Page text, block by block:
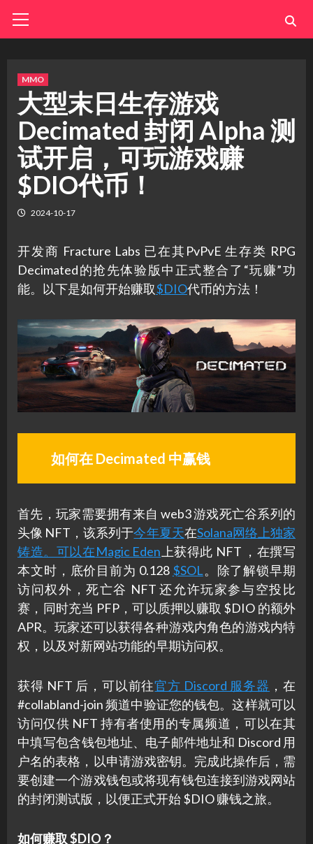
Menu
MMO
大型末日生存游戏
Decimated 封闭 Alpha 测
试开启，可玩游戏赚
$DIO代币！
2024-10-17
开发商 Fracture Labs 已在其PvPvE 生存类 RPG
Decimated的抢先体验版中正式整合了“玩赚”功
能。以下是如何开始赚取$DIO代币的方法！
如何在 Decimated 中赢钱
首先，玩家需要拥有来自 web3 游戏死亡谷系列的
头像 NFT，该系列于今年夏天在Solana网络上独家
铸造。可以在Magic Eden 上获得此 NFT ，在撰写
本文时，底价目前为 0.128 $SOL。除了解锁早期
访问权外，死亡谷 NFT 还允许玩家参与空投比
赛，同时充当 PFP，可以质押以赚取 $DIO 的额外
APR。玩家还可以获得各种游戏内角色的游戏内特
权，以及对新网站功能的早期访问权。
获得 NFT 后，可以前往官方 Discord 服务器 ，在
#collabland-join 频道中验证您的钱包。这样就可以
访问仅供 NFT 持有者使用的专属频道，可以在其
中填写包含钱包地址、电子邮件地址和 Discord 用
户名的表格，以申请游戏密钥。完成此操作后，需
要创建一个游戏钱包或将现有钱包连接到游戏网站
的封闭测试版，以便正式开始 $DIO 赚钱之旅。
如何赚取 $DIO？